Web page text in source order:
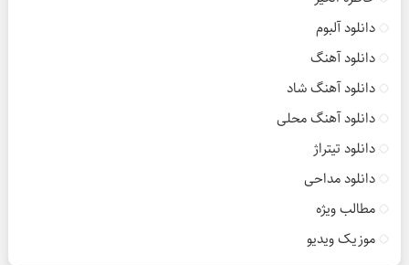
دانلود آلبوم
دانلود آهنگ
دانلود آهنگ شاد
دانلود آهنگ محلی
دانلود تیتراژ
دانلود مداحی
مطالب ویژه
موزیک ویدیو